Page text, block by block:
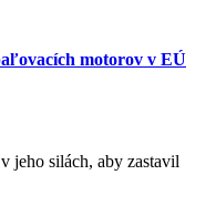
motorov v EÚ